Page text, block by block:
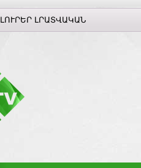
ԼՈՒՐԵՐ ԼՐԱՏՎԱԿԱՆ